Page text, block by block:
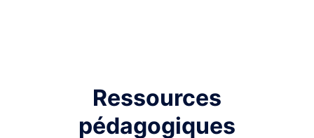
Ressources
pédagogiques